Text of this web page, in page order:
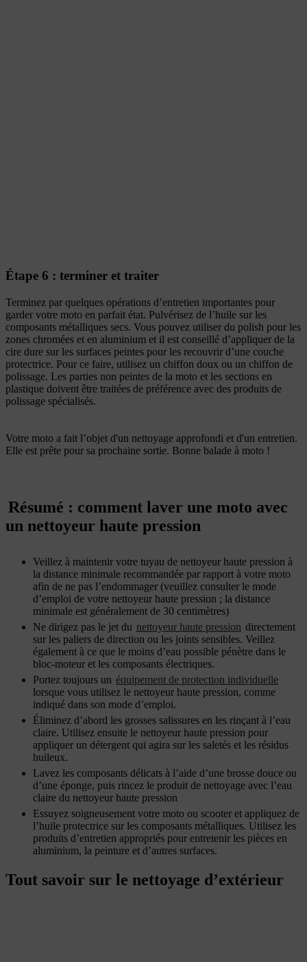
Étape 6 : terminer et traiter
Terminez par quelques opérations d’entretien importantes pour
garder votre moto en parfait état. Pulvérisez de l’huile sur les
composants métalliques secs. Vous pouvez utiliser du polish pour les
zones chromées et en aluminium et il est conseillé d’appliquer de la
cire dure sur les surfaces peintes pour les recouvrir d’une couche
protectrice. Pour ce faire, utilisez un chiffon doux ou un chiffon de
polissage. Les parties non peintes de la moto et les sections en
plastique doivent être traitées de préférence avec des produits de
polissage spécialisés.
Votre moto a fait l’objet d'un nettoyage approfondi et d'un entretien.
Elle est prête pour sa prochaine sortie. Bonne balade à moto !
Résumé : comment laver une moto avec
un nettoyeur haute pression
Veillez à maintenir votre tuyau de nettoyeur haute pression à
la distance minimale recommandée par rapport à votre moto
afin de ne pas l’endommager (veuillez consulter le mode
d’emploi de votre nettoyeur haute pression ; la distance
minimale est généralement de 30 centimètres)
Ne dirigez pas le jet du nettoyeur haute pression directement
sur les paliers de direction ou les joints sensibles. Veillez
également à ce que le moins d’eau possible pénètre dans le
bloc-moteur et les composants électriques.
Portez toujours un équipement de protection individuelle
lorsque vous utilisez le nettoyeur haute pression, comme
indiqué dans son mode d’emploi.
Éliminez d’abord les grosses salissures en les rinçant à l’eau
claire. Utilisez ensuite le nettoyeur haute pression pour
appliquer un détergent qui agira sur les saletés et les résidus
huileux.
Lavez les composants délicats à l’aide d’une brosse douce ou
d’une éponge, puis rincez le produit de nettoyage avec l’eau
claire du nettoyeur haute pression
Essuyez soigneusement votre moto ou scooter et appliquez de
l’huile protectrice sur les composants métalliques. Utilisez les
produits d’entretien appropriés pour entretenir les pièces en
aluminium, la peinture et d’autres surfaces.
Tout savoir sur le nettoyage d’extérieur